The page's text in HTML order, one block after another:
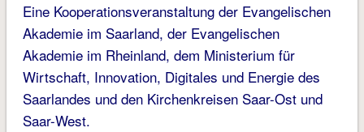
Eine Kooperationsveranstaltung der Evangelischen
Akademie im Saarland, der Evangelischen
Akademie im Rheinland, dem Ministerium für
Wirtschaft, Innovation, Digitales und Energie des
Saarlandes und den Kirchenkreisen Saar-Ost und
Saar-West.